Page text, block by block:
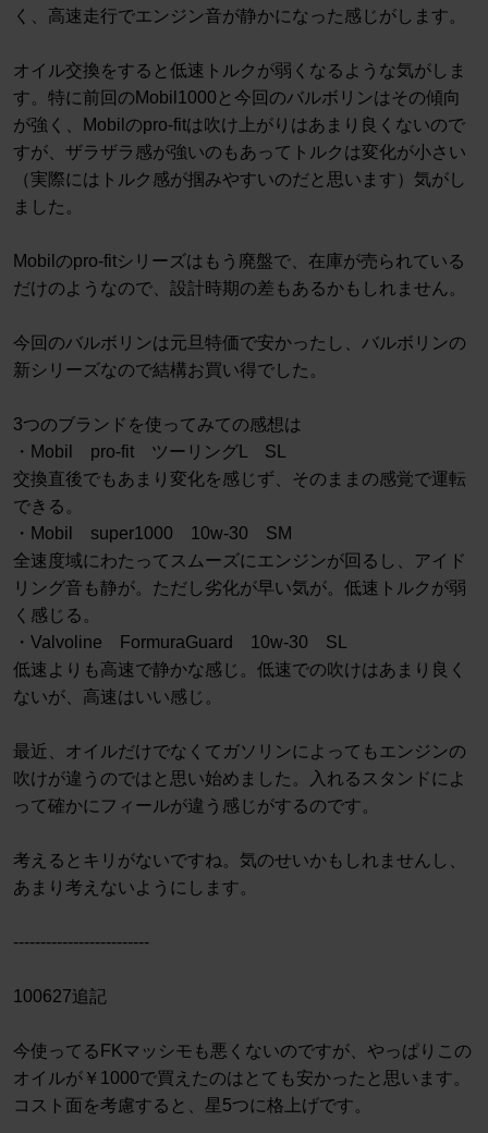
く、高速走行でエンジン音が静かになった感じがします。
オイル交換をすると低速トルクが弱くなるような気がしま
す。特に前回のMobil1000と今回のバルボリンはその傾向
が強く、Mobilのpro-fitは吹け上がりはあまり良くないので
すが、ザラザラ感が強いのもあってトルクは変化が小さい
（実際にはトルク感が掴みやすいのだと思います）気がし
ました。
Mobilのpro-fitシリーズはもう廃盤で、在庫が売られている
だけのようなので、設計時期の差もあるかもしれません。
今回のバルボリンは元旦特価で安かったし、バルボリンの
新シリーズなので結構お買い得でした。
3つのブランドを使ってみての感想は
・Mobil pro-fit ツーリングL SL
交換直後でもあまり変化を感じず、そのままの感覚で運転
できる。
・Mobil super1000 10w-30 SM
全速度域にわたってスムーズにエンジンが回るし、アイド
リング音も静が。ただし劣化が早い気が。低速トルクが弱
く感じる。
・Valvoline FormuraGuard 10w-30 SL
低速よりも高速で静かな感じ。低速での吹けはあまり良く
ないが、高速はいい感じ。
最近、オイルだけでなくてガソリンによってもエンジンの
吹けが違うのではと思い始めました。入れるスタンドによ
って確かにフィールが違う感じがするのです。
考えるとキリがないですね。気のせいかもしれませんし、
あまり考えないようにします。
-------------------------
100627追記
今使ってるFKマッシモも悪くないのですが、やっぱりこの
オイルが￥1000で買えたのはとても安かったと思います。
コスト面を考慮すると、星5つに格上げです。